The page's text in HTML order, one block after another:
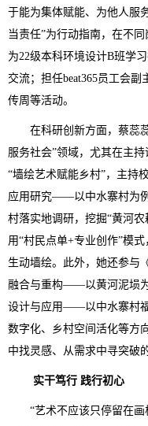
于能为集体赋能、为他人服
当责任”为行动指南，在不
为22级本科环境设计B班学
交流；担任beat365员工会
传周等活动。
在科研创新方面，蔡蕊
服务社会”领域，尤其在主
“墙绘艺术赋能乡村”，主持
应用研究——以中水寨村为
村落实地调研，挖掘“黄河
用“村民点单+专业创作”模
生动墙绘。此外，她还参与
融合与重构——以黄河泥埙
设计与应用——以中水寨村
数字化、乡村空间活化等方
中找灵感、从需求中寻突破
实干笃行 践行初心
“艺术不应该只停留在